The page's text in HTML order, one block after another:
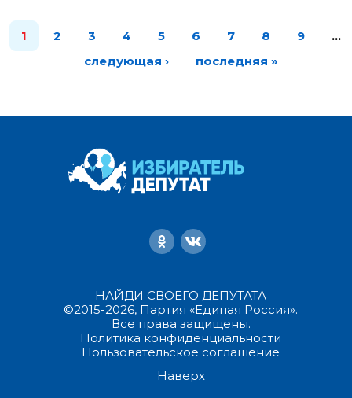
1 2 3 4 5 6 7 8 9
…
следующая ›
последняя »
НАЙДИ СВОЕГО ДЕПУТАТА
©2015-2026, Партия «Единая Россия».
Все права защищены.
Политика конфиденциальности
Пользовательское соглашение
Наверх